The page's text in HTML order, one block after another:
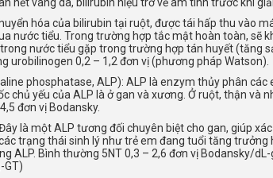
hóa của bilirubin tại ruột, được tái hấp thu vào
nước tiểu. Trong trường hợp tắc mật hoàn toàn, sẽ
nước tiểu gặp trong trường hợp tán huyết (tăng
urobilinogen 0,2 – 1,2 đơn vị (phương pháp Watson).
phosphatase, ALP): ALP là enzym thủy phân
chủ yếu của ALP là ở gan và xương. Ở ruột, thận và
đơn vị Bodansky.
là một ALP tương đối chuyên biệt cho gan, giúp
trạng thái sinh lý như trẻ em đang tuổi tăng trưởng
ALP. Bình thường 5NT 0,3 – 2,6 đơn vị Bodansky/
GT)